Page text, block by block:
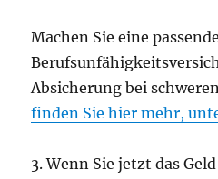
Machen Sie eine passende
Absicherung bei
finden Sie hier mehr,
3. Wenn Sie jetzt das